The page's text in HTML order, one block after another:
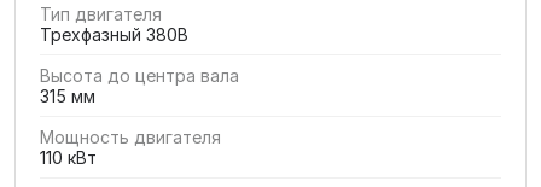
Тип двигателя
Трехфазный 380В
Высота до центра вала
315 мм
Мощность двигателя
110 кВт